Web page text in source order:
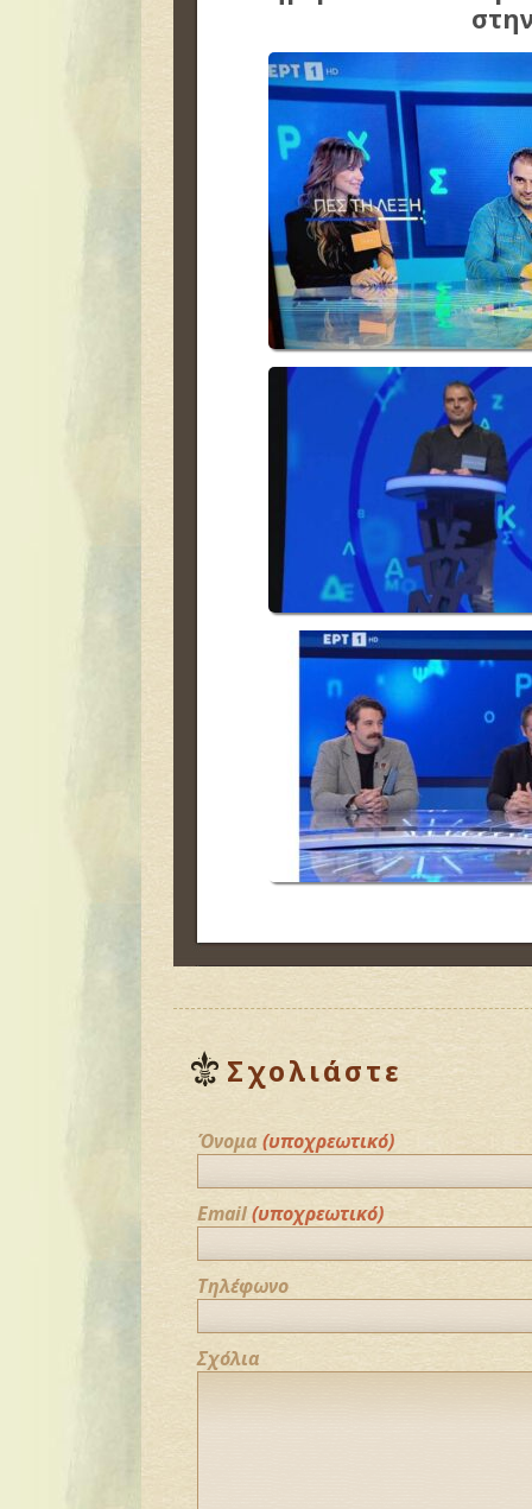
Σχολιάστε
Όνομα (υποχρεωτικό)
Email(υποχρεωτικό)
Τηλέφωνο
Σχόλια